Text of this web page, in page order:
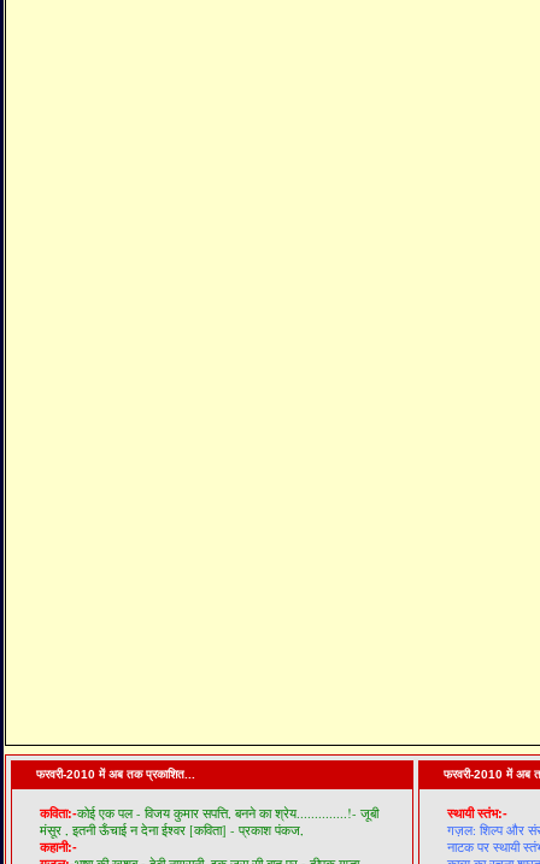
फरवरी-2010 में अब तक प्रकाशित...
कविता:-कोई एक पल - विजय कुमार सपत्ति, बनने का श्रेय..............!- जूबी
मंसूर , इतनी ऊँचाई न देना ईश्वर [कविता] - प्रकाश पंकज,
कहानी:-
फरवरी-2010 में अब
स्थायी स्तंभ:-
गज़ल: शिल्प और
नाटक पर स्थायी